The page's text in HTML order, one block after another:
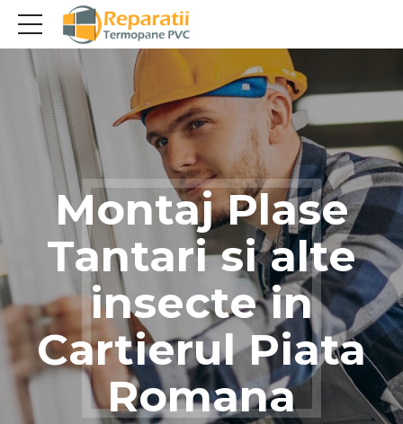
Montaj Plase
Tantari si alte
insecte in
Cartierul Piata
Romana